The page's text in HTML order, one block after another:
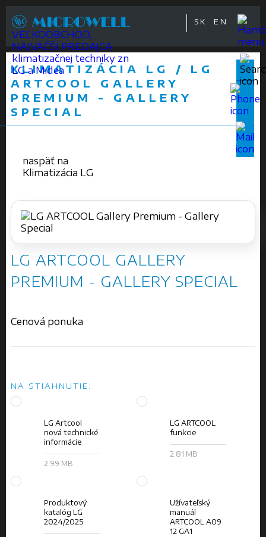
VEĽKOOBCHOD,
NAJVÄČŠÍ PREDAJCA
klimatizačnej techniky zn
LG a Midea
SK EN
KLIMATIZÁCIA LG / LG
ARTCOOL GALLERY
PREMIUM - GALLERY
SPECIAL
naspäť na
Klimatizácia LG
LG ARTCOOL GALLERY
PREMIUM - GALLERY SPECIAL
Cenová ponuka
NA STIAHNUTIE:
LG Artcool
nová technické
informácie
2.99 MB
LG ARTCOOL
funkcie
2.81 MB
Produktový
katalóg LG
2024/2025
Užívateľský
manuál
ARTCOOL A09
12 GA1